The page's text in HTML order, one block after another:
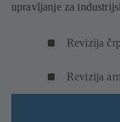
upravljanje za
Revizija
Revizija